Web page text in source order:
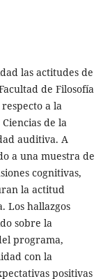
las actitudes de
de Filosofía
a la
de la
auditiva. A
a una muestra de
cognitivas,
la actitud
Los hallazgos
sobre la
programa,
con la
positivas